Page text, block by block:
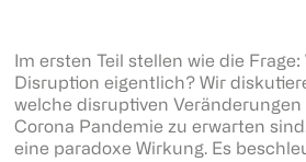
Im ersten Teil stellen wie die
Disruption eigentlich? Wir
welche disruptiven
Corona Pandemie zu erwarten
eine paradoxe Wirkung. Es